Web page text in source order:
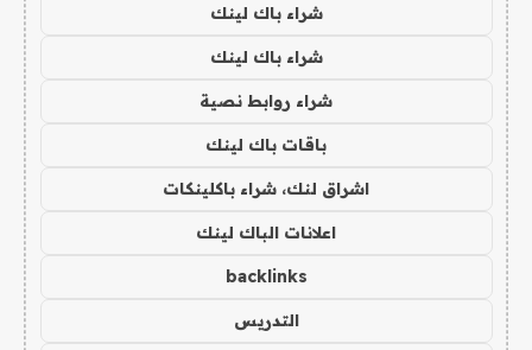
شراء باك لينك
شراء باك لينك
شراء روابط نصية
باقات باك لينك
اشراق لنك، شراء باكلينكات
اعلانات الباك لينك
backlinks
التدريس